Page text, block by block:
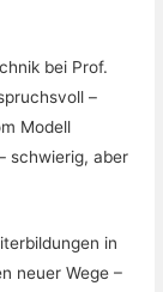
bei Prof.
–
Modell
schwierig, aber
in
neuer Wege –